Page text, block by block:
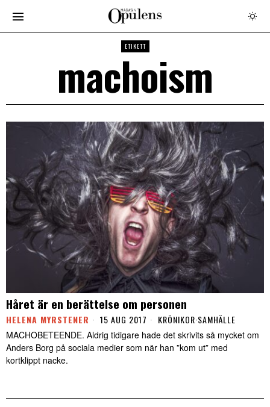
ETIKETT
machoism
Håret är en berättelse om personen
HELENA MYRSTENER 15 AUG 2017 KRÖNIKOR·SAMHÄLLE
MACHOBETEENDE. Aldrig tidigare hade det skrivits så mycket om
Anders Borg på sociala medier som när han ”kom ut” med
kortklippt nacke.